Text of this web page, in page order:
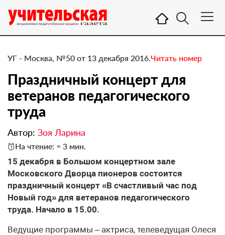
УГ - Москва, №50 от 13 декабря 2016.Читать номер
​Праздничный концерт для
ветеранов педагогического
труда
Автор: Зоя Ларина
На чтение: ≈ 3 мин.
15 декабря в Большом концертном зале
Московского Дворца пионеров состоится
праздничный концерт «В счастливый час под
Новый год» для ветеранов педагогического
труда. Начало в 15.00.
Ведущие программы – актриса, телеведущая Олеся